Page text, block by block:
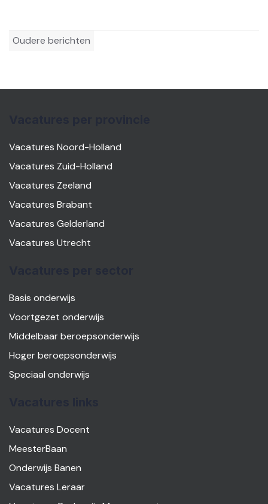
Berichtennavigatie
Oudere berichten
Vacatures Noord-Holland
Vacatures Zuid-Holland
Vacatures Zeeland
Vacatures Brabant
Vacatures Gelderland
Vacatures Utrecht
Basis onderwijs
Voortgezet onderwijs
Middelbaar beroepsonderwijs
Hoger beroepsonderwijs
Speciaal onderwijs
Vacatures Docent
MeesterBaan
Onderwijs Banen
Vacatures Leraar